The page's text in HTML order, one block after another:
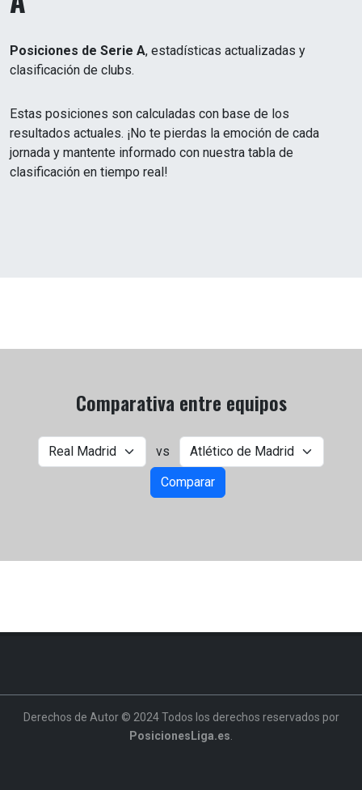
Posiciones de Serie A, estadísticas actualizadas y
clasificación de clubs.
Estas posiciones son calculadas con base de los
resultados actuales. ¡No te pierdas la emoción de cada
jornada y mantente informado con nuestra tabla de
clasificación en tiempo real!
Comparativa entre equipos
vs
Comparar
Derechos de Autor © 2024 Todos los derechos reservados por
PosicionesLiga.es